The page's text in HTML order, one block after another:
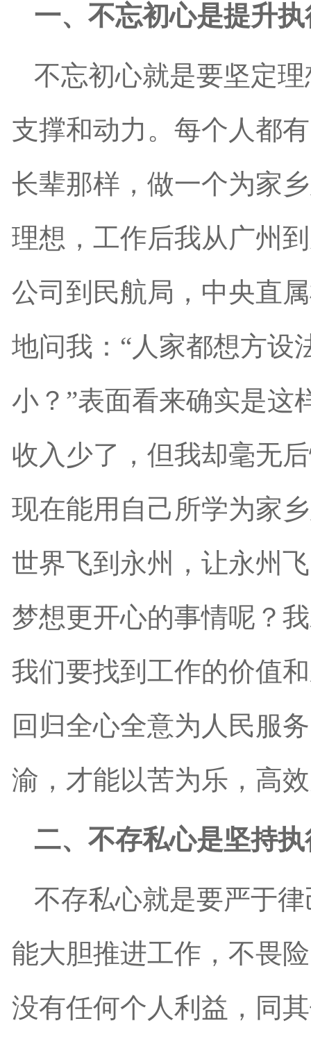
一、不忘初心是提升
不忘初心就是要坚定
支撑和动力。每个人都
长辈那样，做一个为家
理想，工作后我从广州
公司到民航局，中央直
地问我：“人家都想方设
小？”表面看来确实是这
收入少了，但我却毫无
现在能用自己所学为家
世界飞到永州，让永州
梦想更开心的事情呢？
我们要找到工作的价值
回归全心全意为人民服
渝，才能以苦为乐，高
二、不存私心是坚持
不存私心就是要严于
能大胆推进工作，不畏
没有任何个人利益，同